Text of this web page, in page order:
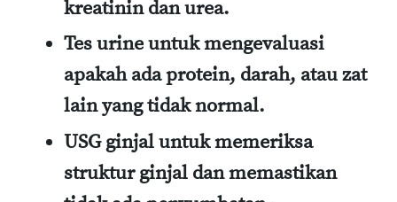
kreatinin dan urea.
Tes urineuntuk mengevaluasi
apakah ada protein, darah, atau zat
lain yang tidak normal.
USG ginjaluntuk memeriksa
struktur ginjal dan memastikan